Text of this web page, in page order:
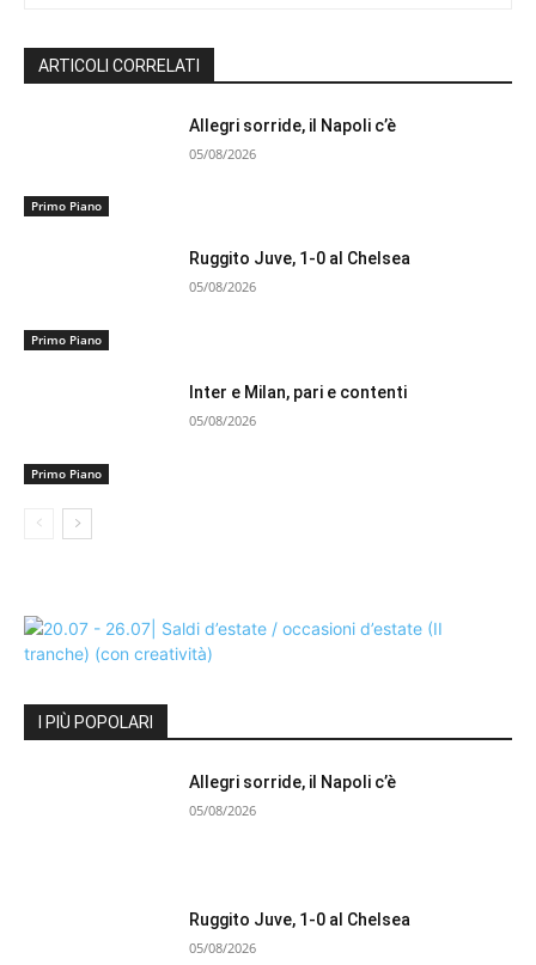
ARTICOLI CORRELATI
Primo Piano
Allegri sorride, il Napoli c’è
05/08/2026
Primo Piano
Ruggito Juve, 1-0 al Chelsea
05/08/2026
Primo Piano
Inter e Milan, pari e contenti
05/08/2026
I PIÙ POPOLARI
Allegri sorride, il Napoli c’è
05/08/2026
Ruggito Juve, 1-0 al Chelsea
05/08/2026